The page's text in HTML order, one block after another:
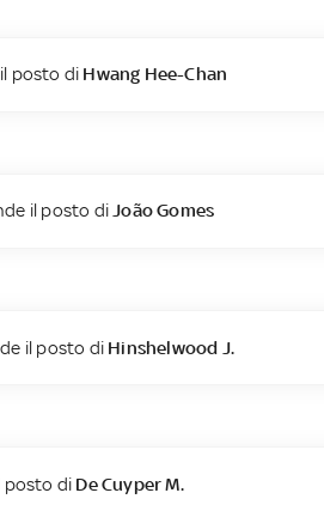
posto di Hwang Hee-Chan
il posto diJoão Gomes
il posto di Hinshelwood J.
posto di De Cuyper M.